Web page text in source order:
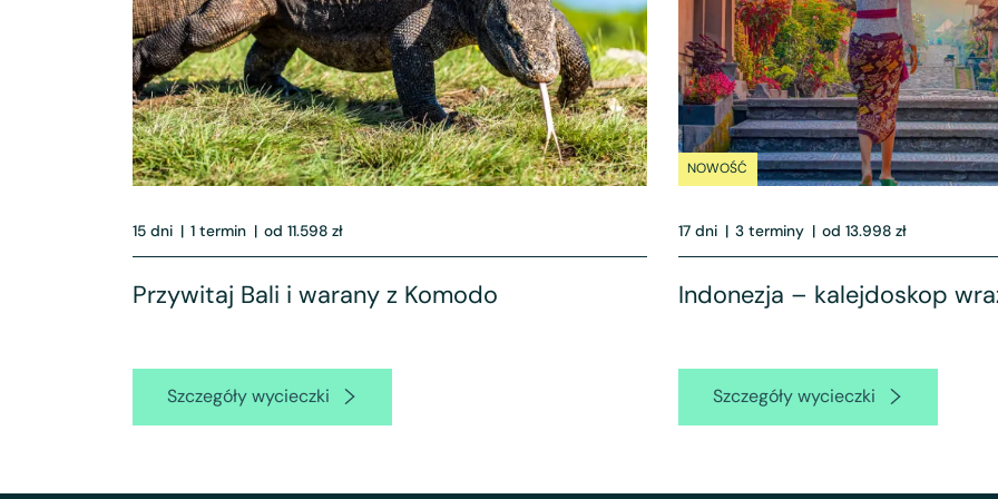
15 dni | 1 termin | od 11.598 zł
Przywitaj Bali i warany z Komodo
Szczegóły wycieczki
NOWOŚĆ
17 dni | 3 terminy | od 13.998 zł
Indonezja – kalejdoskop
Szczegóły wycieczki